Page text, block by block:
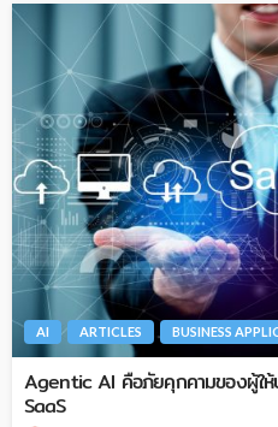
AI ARTICLES BUSINESS
Agentic AI คือภัยคุกคามของผู้ใ
SaaS